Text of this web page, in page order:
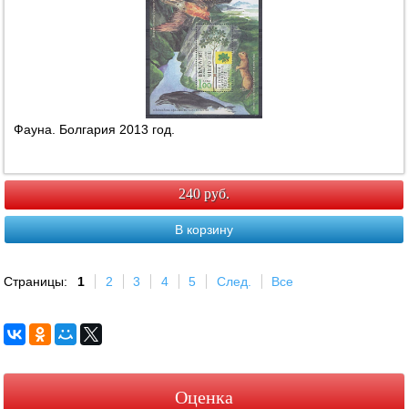
Фауна. Болгария 2013 год.
240 руб.
В корзину
Страницы: 1 2 3 4 5 След. Все
Оценка